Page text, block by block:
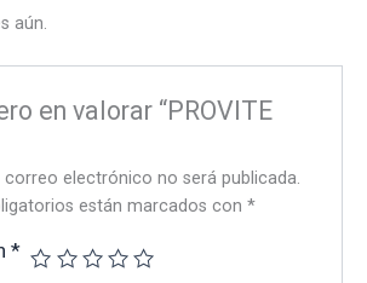
aún.
en valorar “PROVITE
correo electrónico no será publicada.
están marcados con *
*